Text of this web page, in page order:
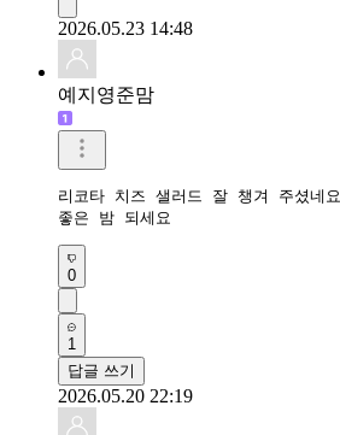
2026.05.23 14:48
예지영준맘
리코타 치즈 샐러드 잘 챙겨 주셨네요
좋은 밤 되세요
0
1
답글 쓰기
2026.05.20 22:19